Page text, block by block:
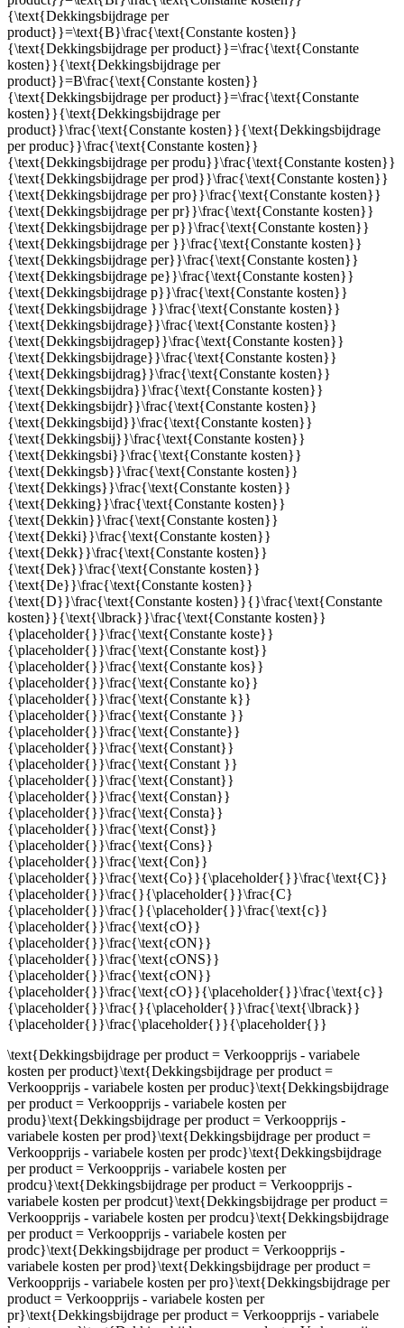
{\text{Dekkingsbijdrage per
product}}=\text{B}\frac{\text{Constante kosten}}
{\text{Dekkingsbijdrage per product}}=\frac{\text{Constante
kosten}}{\text{Dekkingsbijdrage per
product}}=B\frac{\text{Constante kosten}}
{\text{Dekkingsbijdrage per product}}=\frac{\text{Constante
kosten}}{\text{Dekkingsbijdrage per
product}}\frac{\text{Constante kosten}}{\text{Dekkingsbijdrage
per produc}}\frac{\text{Constante kosten}}
{\text{Dekkingsbijdrage per produ}}\frac{\text{Constante kosten}}
{\text{Dekkingsbijdrage per prod}}\frac{\text{Constante kosten}}
{\text{Dekkingsbijdrage per pro}}\frac{\text{Constante kosten}}
{\text{Dekkingsbijdrage per pr}}\frac{\text{Constante kosten}}
{\text{Dekkingsbijdrage per p}}\frac{\text{Constante kosten}}
{\text{Dekkingsbijdrage per }}\frac{\text{Constante kosten}}
{\text{Dekkingsbijdrage per}}\frac{\text{Constante kosten}}
{\text{Dekkingsbijdrage pe}}\frac{\text{Constante kosten}}
{\text{Dekkingsbijdrage p}}\frac{\text{Constante kosten}}
{\text{Dekkingsbijdrage }}\frac{\text{Constante kosten}}
{\text{Dekkingsbijdrage}}\frac{\text{Constante kosten}}
{\text{Dekkingsbijdragep}}\frac{\text{Constante kosten}}
{\text{Dekkingsbijdrage}}\frac{\text{Constante kosten}}
{\text{Dekkingsbijdrag}}\frac{\text{Constante kosten}}
{\text{Dekkingsbijdra}}\frac{\text{Constante kosten}}
{\text{Dekkingsbijdr}}\frac{\text{Constante kosten}}
{\text{Dekkingsbijd}}\frac{\text{Constante kosten}}
{\text{Dekkingsbij}}\frac{\text{Constante kosten}}
{\text{Dekkingsbi}}\frac{\text{Constante kosten}}
{\text{Dekkingsb}}\frac{\text{Constante kosten}}
{\text{Dekkings}}\frac{\text{Constante kosten}}
{\text{Dekking}}\frac{\text{Constante kosten}}
{\text{Dekkin}}\frac{\text{Constante kosten}}
{\text{Dekki}}\frac{\text{Constante kosten}}
{\text{Dekk}}\frac{\text{Constante kosten}}
{\text{Dek}}\frac{\text{Constante kosten}}
{\text{De}}\frac{\text{Constante kosten}}
{\text{D}}\frac{\text{Constante kosten}}{}\frac{\text{Constante
kosten}}{\text{\lbrack}}\frac{\text{Constante kosten}}
{\placeholder{}}\frac{\text{Constante koste}}
{\placeholder{}}\frac{\text{Constante kost}}
{\placeholder{}}\frac{\text{Constante kos}}
{\placeholder{}}\frac{\text{Constante ko}}
{\placeholder{}}\frac{\text{Constante k}}
{\placeholder{}}\frac{\text{Constante }}
{\placeholder{}}\frac{\text{Constante}}
{\placeholder{}}\frac{\text{Constant}}
{\placeholder{}}\frac{\text{Constant }}
{\placeholder{}}\frac{\text{Constant}}
{\placeholder{}}\frac{\text{Constan}}
{\placeholder{}}\frac{\text{Consta}}
{\placeholder{}}\frac{\text{Const}}
{\placeholder{}}\frac{\text{Cons}}
{\placeholder{}}\frac{\text{Con}}
{\placeholder{}}\frac{\text{Co}}{\placeholder{}}\frac{\text{C}}
{\placeholder{}}\frac{}{\placeholder{}}\frac{C}
{\placeholder{}}\frac{}{\placeholder{}}\frac{\text{c}}
{\placeholder{}}\frac{\text{cO}}
{\placeholder{}}\frac{\text{cON}}
{\placeholder{}}\frac{\text{cONS}}
{\placeholder{}}\frac{\text{cON}}
{\placeholder{}}\frac{\text{cO}}{\placeholder{}}\frac{\text{c}}
{\placeholder{}}\frac{}{\placeholder{}}\frac{\text{\lbrack}}
{\placeholder{}}\frac{\placeholder{}}{\placeholder{}}
\text{Dekkingsbijdrage per product = Verkoopprijs - variabele
kosten per product}\text{Dekkingsbijdrage per product =
Verkoopprijs - variabele kosten per produc}\text{Dekkingsbijdrage
per product = Verkoopprijs - variabele kosten per
produ}\text{Dekkingsbijdrage per product = Verkoopprijs -
variabele kosten per prod}\text{Dekkingsbijdrage per product =
Verkoopprijs - variabele kosten per prodc}\text{Dekkingsbijdrage
per product = Verkoopprijs - variabele kosten per
prodcu}\text{Dekkingsbijdrage per product = Verkoopprijs -
variabele kosten per prodcut}\text{Dekkingsbijdrage per product =
Verkoopprijs - variabele kosten per prodcu}\text{Dekkingsbijdrage
per product = Verkoopprijs - variabele kosten per
prodc}\text{Dekkingsbijdrage per product = Verkoopprijs -
variabele kosten per prod}\text{Dekkingsbijdrage per product =
Verkoopprijs - variabele kosten per pro}\text{Dekkingsbijdrage per
product = Verkoopprijs - variabele kosten per
pr}\text{Dekkingsbijdrage per product = Verkoopprijs - variabele